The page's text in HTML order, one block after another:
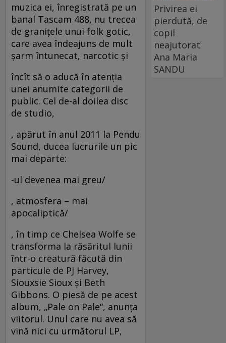
muzica ei, înregistrată pe un
banal Tascam 488, nu trecea
de graniţele unui folk gotic,
care avea îndeajuns de mult
şarm întunecat, narcotic şi
încît să o aducă în atenţia
unei anumite categorii de
public. Cel de-al doilea disc
de studio,
, apărut în anul 2011 la Pendu
Sound, ducea lucrurile un pic
mai departe:
-ul devenea mai greu/
, atmosfera – mai
apocaliptică/
, în timp ce Chelsea Wolfe se
transforma la răsăritul lunii
într-o creatură făcută din
particule de PJ Harvey,
Siouxsie Sioux şi Beth
Gibbons. O piesă de pe acest
album, „Pale on Pale“, anunţa
viitorul. Unul care nu avea să
vină nici cu următorul LP,
Privirea ei
pierdută, de
copil
neajutorat
Ana Maria
SANDU